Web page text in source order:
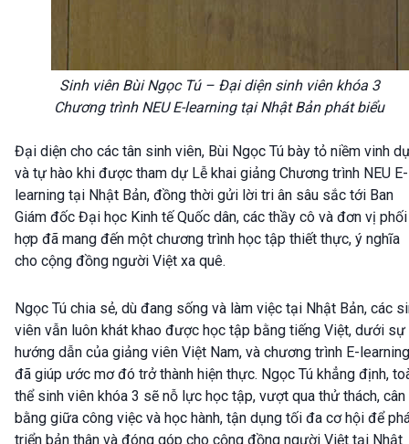
Sinh viên Bùi Ngọc Tú – Đại diện sinh viên khóa 3
Chương trình NEU E-learning tại Nhật Bản phát biểu
Đại diện cho các tân sinh viên, Bùi Ngọc Tú bày tỏ niềm vinh
và tự hào khi được tham dự Lễ khai giảng Chương trình NEU E-
learning tại Nhật Bản, đồng thời gửi lời tri ân sâu sắc tới Ban
Giám đốc Đại học Kinh tế Quốc dân, các thầy cô và đơn vị phối
hợp đã mang đến một chương trình học tập thiết thực, ý nghĩa
cho cộng đồng người Việt xa quê.
Ngọc Tú chia sẻ, dù đang sống và làm việc tại Nhật Bản, các
viên vẫn luôn khát khao được học tập bằng tiếng Việt, dưới sự
hướng dẫn của giảng viên Việt Nam, và chương trình E-learning
đã giúp ước mơ đó trở thành hiện thực. Ngọc Tú khẳng định,
thể sinh viên khóa 3 sẽ nỗ lực học tập, vượt qua thử thách, cân
bằng giữa công việc và học hành, tận dụng tối đa cơ hội để
triển bản thân và đóng góp cho cộng đồng người Việt tại Nhật